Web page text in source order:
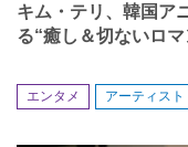
キム・テリ、韓国ア
る“癒し＆切ないロマ
エンタメ アーティスト